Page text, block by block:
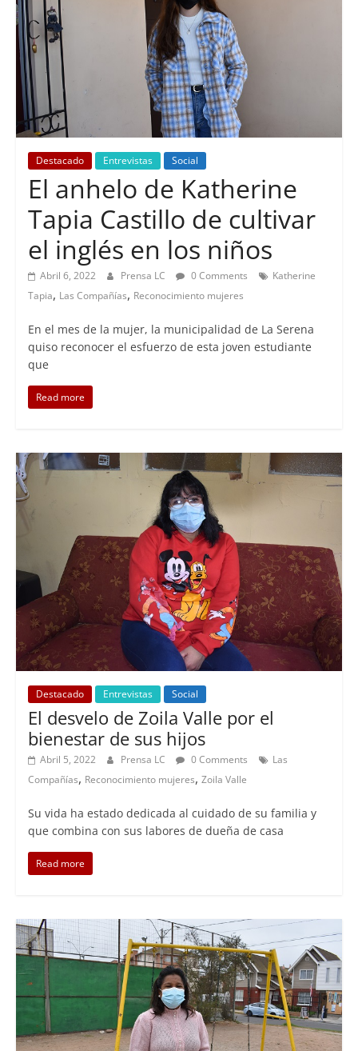
Destacado Entrevistas Social
El anhelo de Katherine
Tapia Castillo de cultivar
el inglés en los niños
Abril 6, 2022 Prensa LC 0 Comments
Katherine
Tapia, Las Compañías, Reconocimiento mujeres
En el mes de la mujer, la municipalidad de La Serena
quiso reconocer el esfuerzo de esta joven estudiante
que
Read more
Destacado Entrevistas Social
El desvelo de Zoila Valle por el
bienestar de sus hijos
Abril 5, 2022 Prensa LC 0 Comments
Las
Compañías, Reconocimiento mujeres, Zoila Valle
Su vida ha estado dedicada al cuidado de su familia y
que combina con sus labores de dueña de casa
Read more